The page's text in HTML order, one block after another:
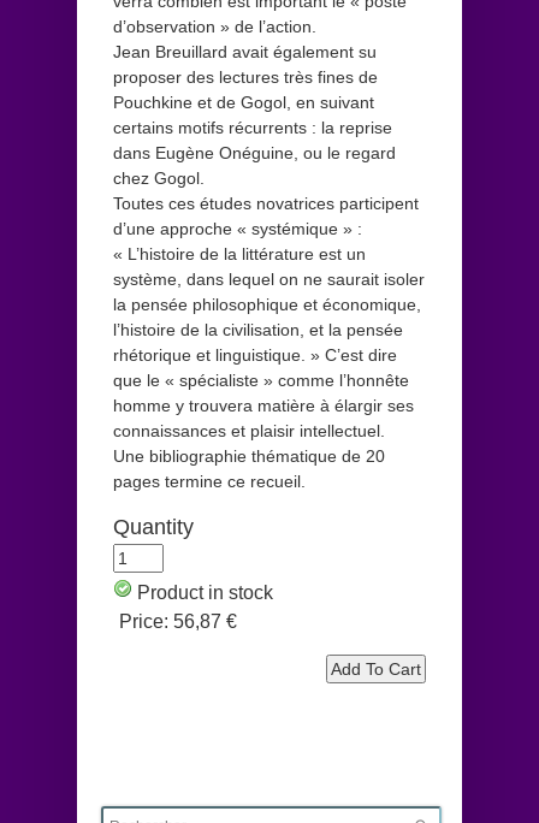
d’observation » de l’action.
Jean Breuillard avait également su
proposer des lectures très fines de
Pouchkine et de Gogol, en suivant
certains motifs récurrents : la reprise
dans Eugène Onéguine, ou le regard
chez Gogol.
Toutes ces études novatrices participent
d’une approche « systémique » :
« L’histoire de la littérature est un
système, dans lequel on ne saurait isoler
la pensée philosophique et économique,
l’histoire de la civilisation, et la pensée
rhétorique et linguistique. » C’est dire
que le « spécialiste » comme l’honnête
homme y trouvera matière à élargir ses
connaissances et plaisir intellectuel.
Une bibliographie thématique de 20
pages termine ce recueil.
Quantity
Product in stock
Price: 56,87 €